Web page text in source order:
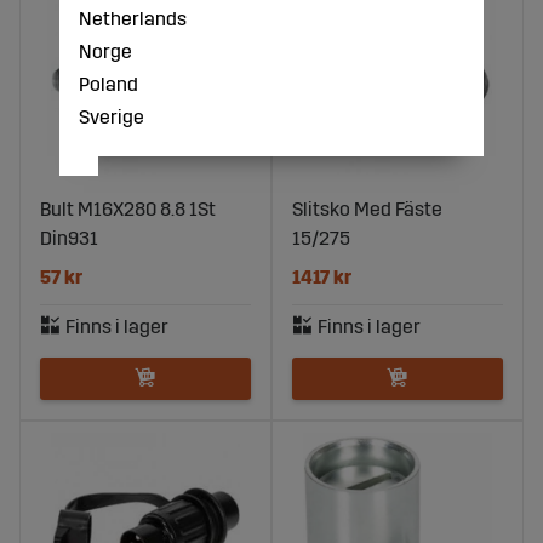
Bult M16X280 8.8 1St
Din931
57 kr
Slitsko Med Fäste
15/275
1417 kr
Netherlands
Norge
Poland
Sverige